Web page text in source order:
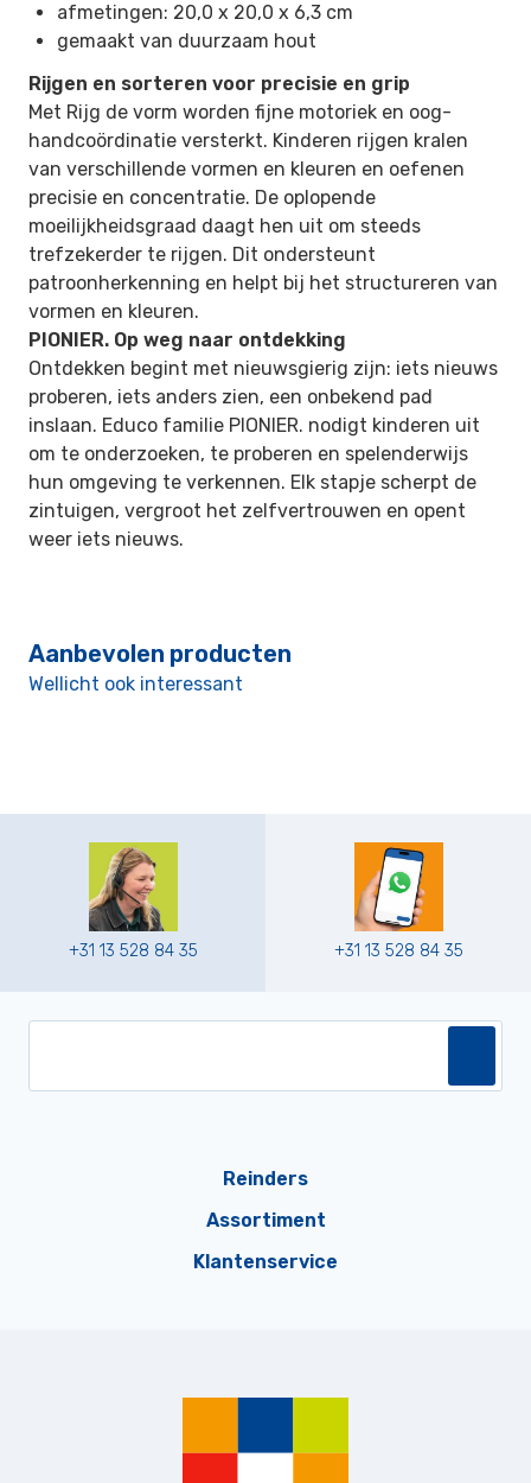
afmetingen: 20,0 x 20,0 x 6,3 cm
gemaakt van duurzaam hout
Rijgen en sorteren voor precisie en grip
Met Rijg de vorm worden fijne motoriek en oog-
handcoördinatie versterkt. Kinderen rijgen kralen
van verschillende vormen en kleuren en oefenen
precisie en concentratie. De oplopende
moeilijkheidsgraad daagt hen uit om steeds
trefzekerder te rijgen. Dit ondersteunt
patroonherkenning en helpt bij het structureren van
vormen en kleuren.
PIONIER. Op weg naar ontdekking
Ontdekken begint met nieuwsgierig zijn: iets nieuws
proberen, iets anders zien, een onbekend pad
inslaan. Educo familie PIONIER. nodigt kinderen uit
om te onderzoeken, te proberen en spelenderwijs
hun omgeving te verkennen. Elk stapje scherpt de
zintuigen, vergroot het zelfvertrouwen en opent
weer iets nieuws.
Aanbevolen producten
Wellicht ook interessant
+31 13 528 84 35 +31 13 528 84 35
Reinders
Assortiment
Klantenservice